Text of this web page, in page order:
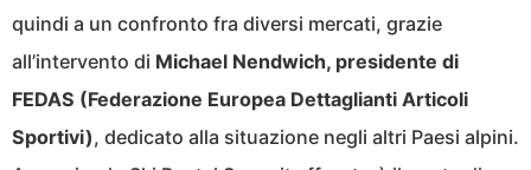
quindi a un confronto fra diversi mercati, grazie
all’intervento di Michael Nendwich, presidente di
FEDAS (Federazione Europea Dettaglianti Articoli
Sportivi), dedicato alla situazione negli altri Paesi alpini.